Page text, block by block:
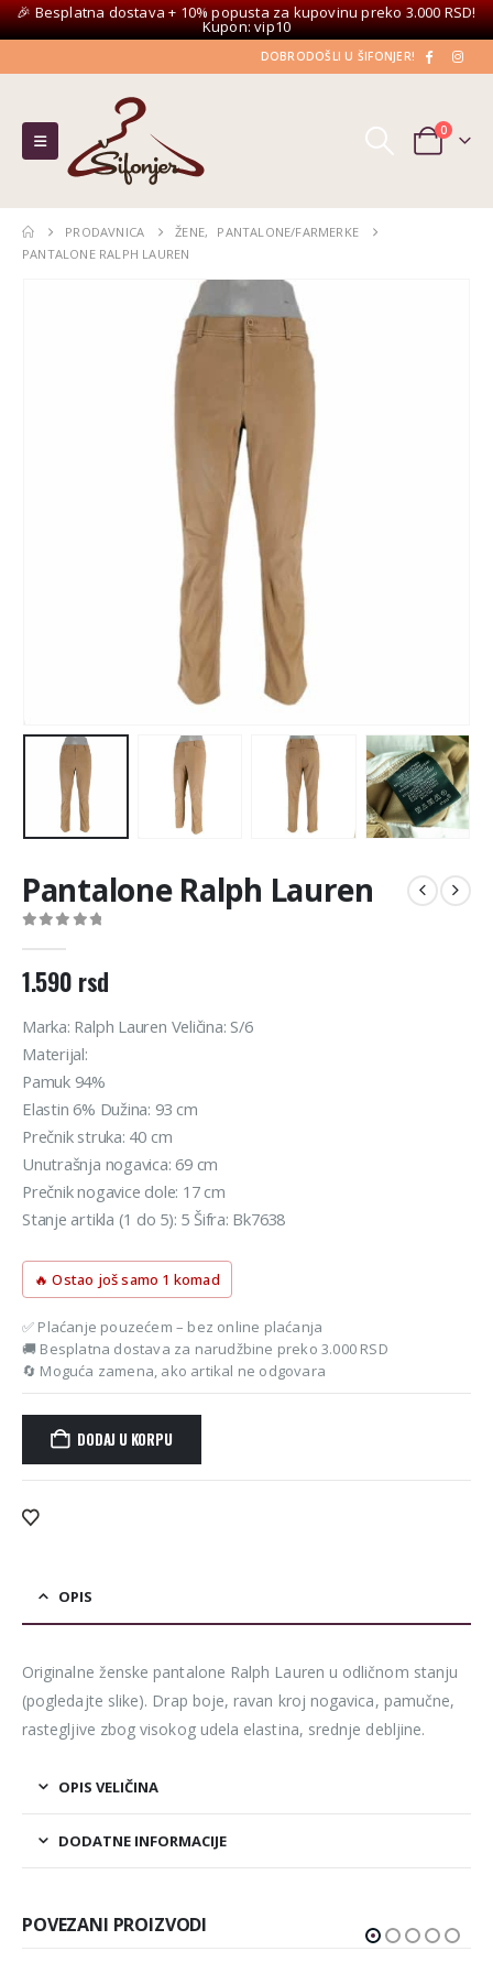
🎉 Besplatna dostava + 10% popusta za kupovinu preko 3.000 RSD!
Kupon: vip10
DOBRODOŠLI U ŠIFONJER!
0
PRODAVNICA ŽENE,
PANTALONE/FARMERKE
PANTALONE RALPH LAUREN
Pantalone Ralph Lauren
1.590 rsd
Marka: Ralph Lauren Veličina: S/6
Materijal:
Pamuk 94%
Elastin 6% Dužina: 93 cm
Prečnik struka: 40 cm
Unutrašnja nogavica: 69 cm
Prečnik nogavice dole: 17 cm
Stanje artikla (1 do 5): 5 Šifra: Bk7638
🔥 Ostao još samo 1 komad
✅ Plaćanje pouzećem – bez online plaćanja
🚚 Besplatna dostava za narudžbine preko 3.000 RSD
🔄 Moguća zamena, ako artikal ne odgovara
DODAJ U KORPU
Alternative:
OPIS
Originalne ženske pantalone Ralph Lauren u odličnom stanju
(pogledajte slike). Drap boje, ravan kroj nogavica, pamučne,
rastegljive zbog visokog udela elastina, srednje debljine.
OPIS VELIČINA
DODATNE INFORMACIJE
POVEZANI PROIZVODI